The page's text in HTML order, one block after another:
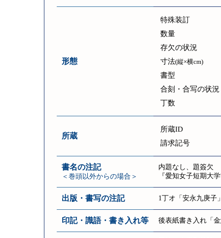
形態
特殊装訂
数量
存欠の状況
寸法(縦×横cm)
書型
合刻・合写の状況
丁数
所蔵
所蔵ID
請求記号
書名の注記
＜巻頭以外からの場合＞
内題なし、題簽欠
『愛知女子短期大
出版・書写の注記 1丁オ「安永九庚子
印記・識語・書き入れ等 後表紙書き入れ「